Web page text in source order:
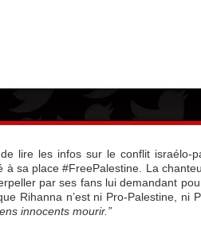
lire les infos sur le conflit israélo-
sa place #FreePalestine. La
par ses fans lui demandant
Rihanna n’est ni Pro-Palestine, ni
innocents mourir.”